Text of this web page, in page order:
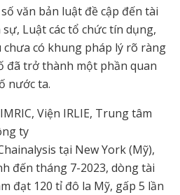
văn bản luật đề cập đến tài
Luật các tổ chức tín dụng,
có khung pháp lý rõ ràng
đã trở thành một phần quan
nước ta.
Viện IRLIE, Trung tâm
ty
tại New York (Mỹ),
đến tháng 7-2023, dòng tài
đạt 120 tỉ đô la Mỹ, gấp 5 lần